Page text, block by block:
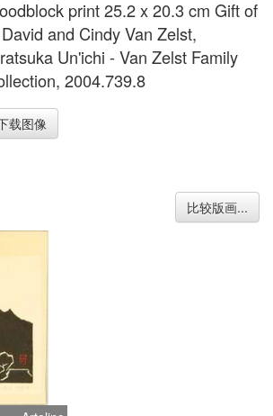
print 25.2 x 20.3 cm Gift of
and Cindy Van Zelst,
Un'ichi - Van Zelst Family
2004.739.8
载图像
比较版画...